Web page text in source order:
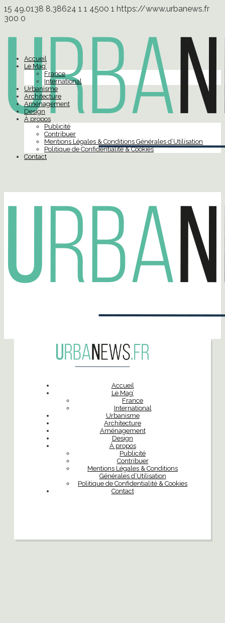
15 49.0138 8.38624 1 1 4500 1 https://www.urbanews.fr
300 0
Accueil
Le Mag’
France
International
Urbanisme
Architecture
Aménagement
Design
À propos
Publicité
Contribuer
Mentions Légales & Conditions Générales d’Utilisation
Politique de Confidentialité & Cookies
Contact
Accueil
Le Mag’
France
International
Urbanisme
Architecture
Aménagement
Design
À propos
Publicité
Contribuer
Mentions Légales & Conditions
Générales d’Utilisation
Politique de Confidentialité & Cookies
Contact